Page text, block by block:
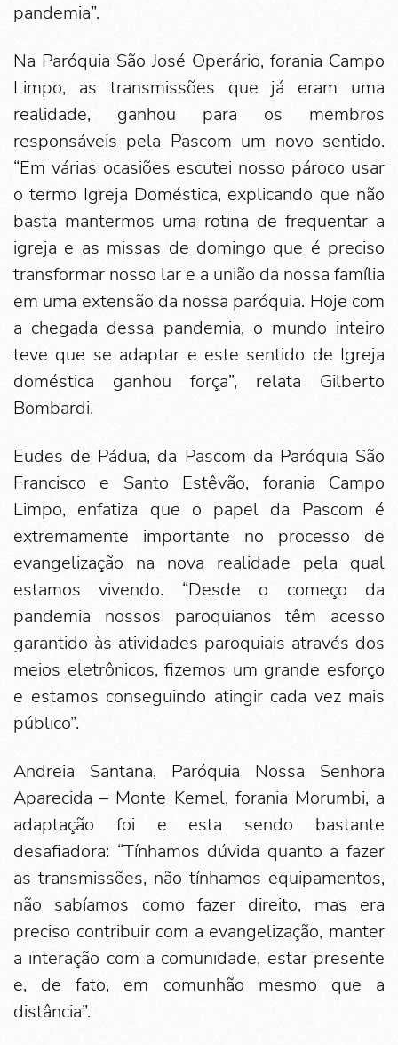
pandemia”.
Na Paróquia São José Operário, forania Campo
Limpo, as transmissões que já eram uma
realidade, ganhou para os membros
responsáveis pela Pascom um novo sentido.
“Em várias ocasiões escutei nosso pároco usar
o termo Igreja Doméstica, explicando que não
basta mantermos uma rotina de frequentar a
igreja e as missas de domingo que é preciso
transformar nosso lar e a união da nossa família
em uma extensão da nossa paróquia. Hoje com
a chegada dessa pandemia, o mundo inteiro
teve que se adaptar e este sentido de Igreja
doméstica ganhou força”, relata Gilberto
Bombardi.
Eudes de Pádua, da Pascom da Paróquia São
Francisco e Santo Estêvão, forania Campo
Limpo, enfatiza que o papel da Pascom é
extremamente importante no processo de
evangelização na nova realidade pela qual
estamos vivendo. “Desde o começo da
pandemia nossos paroquianos têm acesso
garantido às atividades paroquiais através dos
meios eletrônicos, fizemos um grande esforço
e estamos conseguindo atingir cada vez mais
público”.
Andreia Santana, Paróquia Nossa Senhora
Aparecida – Monte Kemel, forania Morumbi, a
adaptação foi e esta sendo bastante
desafiadora: “Tínhamos dúvida quanto a fazer
as transmissões, não tínhamos equipamentos,
não sabíamos como fazer direito, mas era
preciso contribuir com a evangelização, manter
a interação com a comunidade, estar presente
e, de fato, em comunhão mesmo que a
distância”.